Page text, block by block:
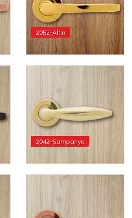
2052-Altın
2042-Sampanya